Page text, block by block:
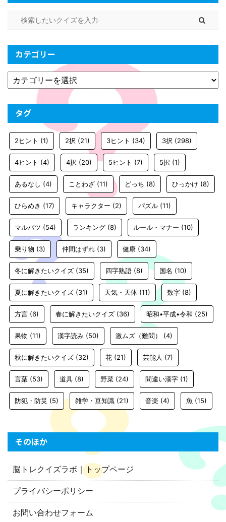
カテゴリー
タグ
2ヒント (1) 2択 (21) 3ヒント (34) 3択 (298)
4ヒント (4) 4択 (20) 5ヒント (7) 5択 (1)
あるなし (4) ことわざ (11) どっち (8) ひっかけ (8)
ひらめき (17) キャラクター (2) パズル (11)
マルバツ (54) ランキング (8) ルール・マナー (10)
乗り物 (3) 仲間はずれ (3) 健康 (34)
冬に解きたいクイズ (35) 四字熟語 (8) 国名 (10)
夏に解きたいクイズ (31) 天気・天体 (11) 数字 (8)
方言 (6) 春に解きたいクイズ (36) 昭和•平成•令和 (25)
果物 (11) 漢字読み (50) 激ムズ（難問） (4)
秋に解きたいクイズ (32) 花 (21) 芸能人 (7)
言葉 (53) 道具 (8) 野菜 (24) 間違い漢字 (1)
防犯・防災 (5) 雑学・豆知識 (21) 音楽 (4) 魚 (15)
そのほか
脳トレクイズラボ｜トップページ
プライバシーポリシー
お問い合わせフォーム